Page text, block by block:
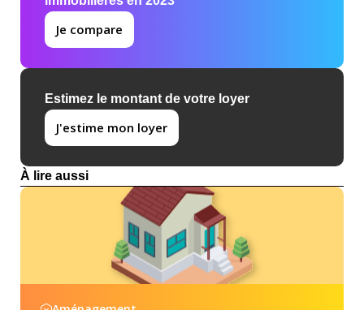
Je compare
Estimez le montant de votre loyer
J'estime mon loyer
À lire aussi